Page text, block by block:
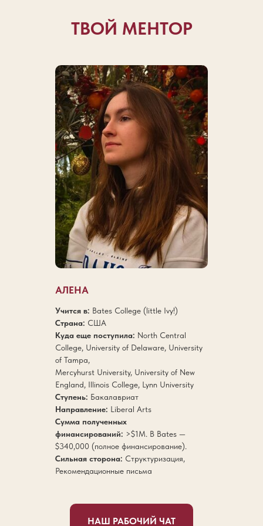
ТВОЙ МЕНТОР
АЛЕНА
Учится в: Bates College (little Ivy!)
Страна: США
Куда еще поступила: North Central
College, University of Delaware, University
of Tampa,
Mercyhurst University, University of New
England, Illinois College, Lynn University
Ступень: Бакалавриат
Направление: Liberal Arts
Сумма полученных
финансирований: >$1M. В Bates —
$340,000 (полное финансирование).
Сильная сторона: Структуризация,
Рекомендационные письма
НАШ РАБОЧИЙ ЧАТ